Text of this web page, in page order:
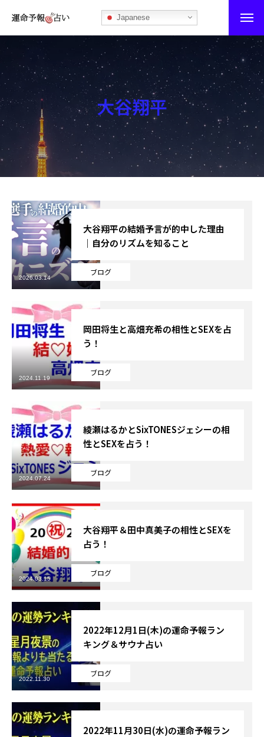
Japanese
運命予報占い
運命予報占いとは
あなたの所属部屋を探そう！
最恐の相性占い
秘伝公開！吉凶カレンダー
記事カテゴリー
ブログ
お知らせ
芸能界
テニス
スポーツ
競馬
テニス四大大会・五輪
テニス四大大会・五輪
鑑定及び出演依頼
YouTube
Online Store
大谷翔平
ブログ
大谷翔平の結婚予言が的中した理由
｜自分のリズムを知ること
2026.03.14
ブログ
岡田将生と高畑充希の相性とSEXを占
う！
2024.11.19
ブログ
綾瀬はるかとSixTONESジェシーの相
性とSEXを占う！
2024.07.24
ブログ
大谷翔平＆田中真美子の相性とSEXを
占う！
2024.03.15
ブログ
2022年12月1日(木)の運命予報ラン
キング＆サウナ占い
2022.11.30
2022年11月30日(水)の運命予報ラン